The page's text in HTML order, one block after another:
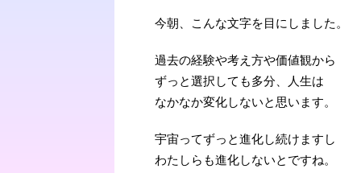
今朝、こんな文字を目にしました。
過去の経験や考え方や価値観から
ずっと選択しても多分、人生は
なかなか変化しないと思います。
宇宙ってずっと進化し続けますし
わたしらも進化しないとですね。